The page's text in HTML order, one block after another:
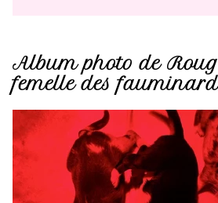
Album photo de
femelle des